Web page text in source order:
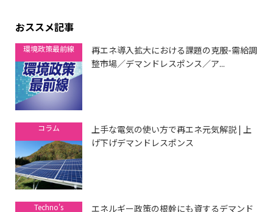
おススメ記事
環境政策最前線
再エネ導入拡大における課題の克服-需給調
整市場／デマンドレスポンス／ア...
コラム
上手な電気の使い方で再エネ元気解説 | 上
げ下げデマンドレスポンス
Techno's
エネルギー政策の根幹にも資するデマンド